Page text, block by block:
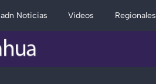
adn Noticias Videos Regionales